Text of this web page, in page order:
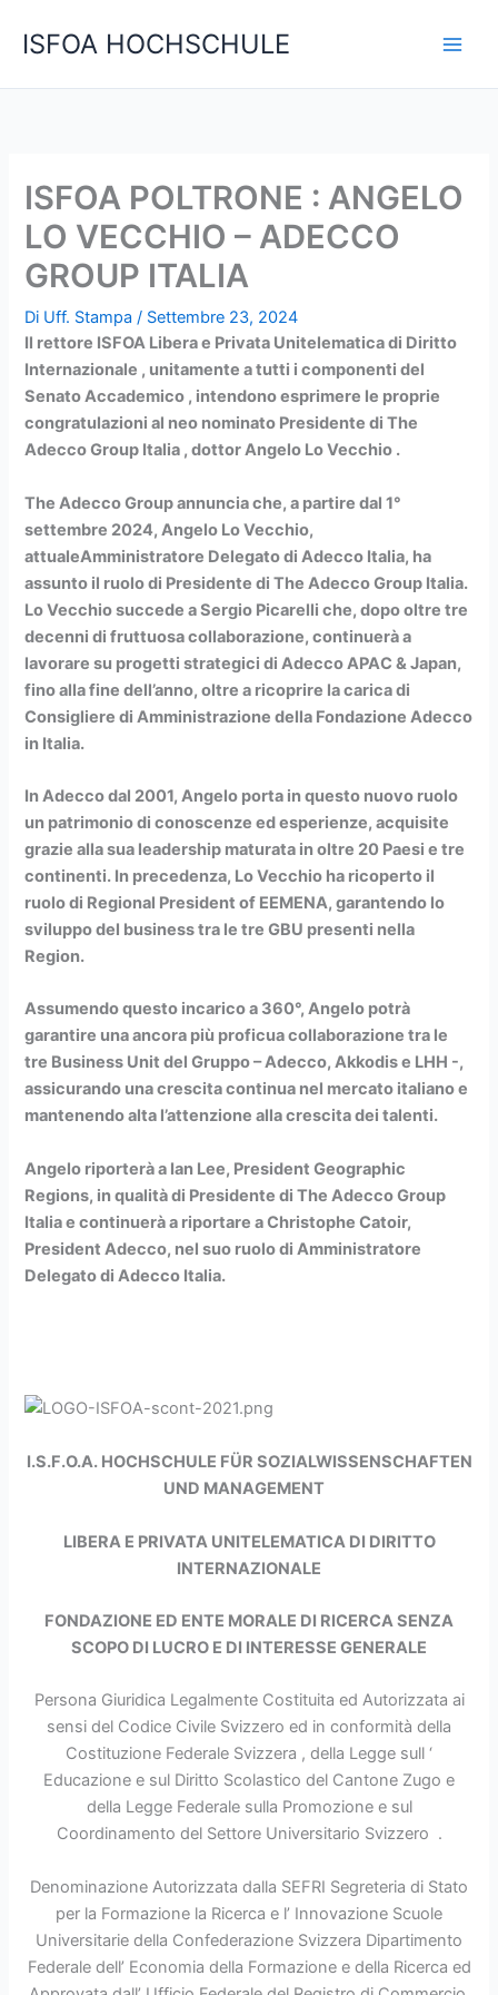
ISFOA HOCHSCHULE
ISFOA POLTRONE : ANGELO
LO VECCHIO – ADECCO
GROUP ITALIA
Di Uff. Stampa/ Settembre 23, 2024
Il rettore ISFOA Libera e Privata Unitelematica di Diritto
Internazionale , unitamente a tutti i componenti del
Senato Accademico , intendono esprimere le proprie
congratulazioni al neo nominato Presidente di The
Adecco Group Italia , dottor Angelo Lo Vecchio .
The Adecco Group annuncia che, a partire dal 1°
settembre 2024, Angelo Lo Vecchio,
attualeAmministratore Delegato di Adecco Italia, ha
assunto il ruolo di Presidente di The Adecco Group Italia.
Lo Vecchio succede a Sergio Picarelli che, dopo oltre tre
decenni di fruttuosa collaborazione, continuerà a
lavorare su progetti strategici di Adecco APAC & Japan,
fino alla fine dell’anno, oltre a ricoprire la carica di
Consigliere di Amministrazione della Fondazione Adecco
in Italia.
In Adecco dal 2001, Angelo porta in questo nuovo ruolo
un patrimonio di conoscenze ed esperienze, acquisite
grazie alla sua leadership maturata in oltre 20 Paesi e tre
continenti. In precedenza, Lo Vecchio ha ricoperto il
ruolo di Regional President of EEMENA, garantendo lo
sviluppo del business tra le tre GBU presenti nella
Region.
Assumendo questo incarico a 360°, Angelo potrà
garantire una ancora più proficua collaborazione tra le
tre Business Unit del Gruppo – Adecco, Akkodis e LHH -,
assicurando una crescita continua nel mercato italiano e
mantenendo alta l’attenzione alla crescita dei talenti.
Angelo riporterà a Ian Lee, President Geographic
Regions, in qualità di Presidente di The Adecco Group
Italia e continuerà a riportare a Christophe Catoir,
President Adecco, nel suo ruolo di Amministratore
Delegato di Adecco Italia.
I.S.F.O.A. HOCHSCHULE FÜR SOZIALWISSENSCHAFTEN
UND MANAGEMENT
LIBERA E PRIVATA UNITELEMATICA DI DIRITTO
INTERNAZIONALE
FONDAZIONE ED ENTE MORALE DI RICERCA SENZA
SCOPO DI LUCRO E DI INTERESSE GENERALE
Persona Giuridica Legalmente Costituita ed Autorizzata ai
sensi del Codice Civile Svizzero ed in conformità della
Costituzione Federale Svizzera , della Legge sull ‘
Educazione e sul Diritto Scolastico del Cantone Zugo e
della Legge Federale sulla Promozione e sul
Coordinamento del Settore Universitario Svizzero .
Denominazione Autorizzata dalla SEFRI Segreteria di Stato
per la Formazione la Ricerca e l’ Innovazione Scuole
Universitarie della Confederazione Svizzera Dipartimento
Federale dell’ Economia della Formazione e della Ricerca ed
e